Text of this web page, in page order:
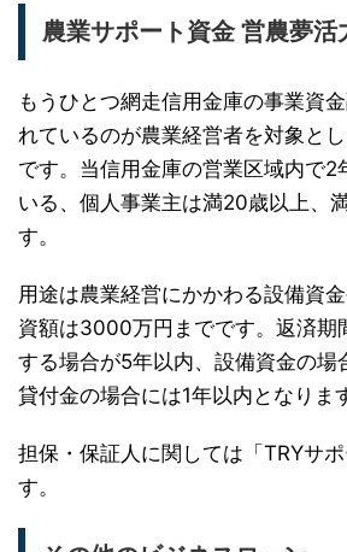
農業サポート資金 営農夢活
もうひとつ網走信用金庫の事業資
れているのが農業経営者を対象とし
です。当信用金庫の営業区域内で2
いる、個人事業主は満20歳以上、
す。
用途は農業経営にかかわる設備資
資額は3000万円までです。返済期
する場合が5年以内、設備資金の場
貸付金の場合には1年以内となりま
担保・保証人に関しては「TRYサ
す。